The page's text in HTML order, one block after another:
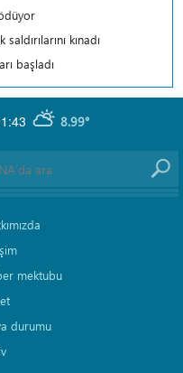
kınadı
başladı
8.99°
mektubu
durumu